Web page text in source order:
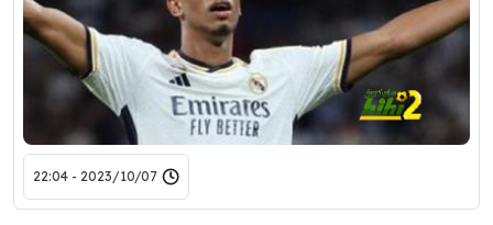
2023/10/07 - 22:04